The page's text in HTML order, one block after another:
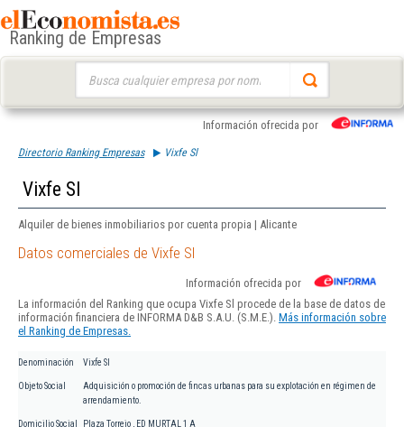
Ranking de Empresas
Información ofrecida por
Directorio Ranking Empresas Vixfe Sl
Vixfe Sl
Alquiler de bienes inmobiliarios por cuenta propia | Alicante
Datos comerciales de Vixfe Sl
Información ofrecida por
La información del Ranking que ocupa Vixfe Sl procede de la base de datos de
información financiera de INFORMA D&B S.A.U. (S.M.E.). Más información sobre
el Ranking de Empresas.
Denominación Vixfe Sl
Objeto Social
Adquisición o promoción de fincas urbanas para su explotación en régimen de
arrendamiento.
Domicilio Social Plaza Torrejo , ED MURTAL 1 A